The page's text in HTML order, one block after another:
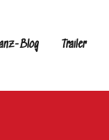
Blog Trailer